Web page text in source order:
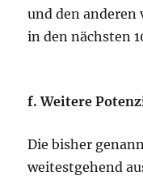
und den anderen
in den nächsten
f. Weitere
Die bisher
weitestgehend